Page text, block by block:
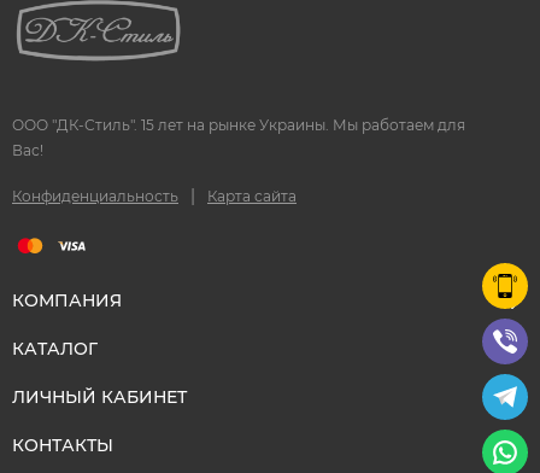
ООО "ДК-Стиль". 15 лет на рынке Украины. Мы работаем для
Вас!
Конфиденциальность Карта сайта
КОМПАНИЯ
КАТАЛОГ
ЛИЧНЫЙ КАБИНЕТ
КОНТАКТЫ